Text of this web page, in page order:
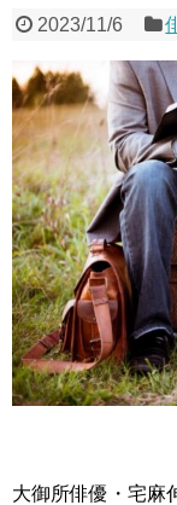
2023/11/6
大御所俳優・宅麻